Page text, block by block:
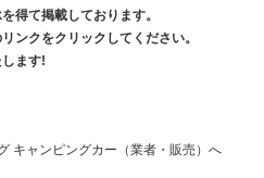
得て掲載しております。
ンクをクリックしてください。
ます!